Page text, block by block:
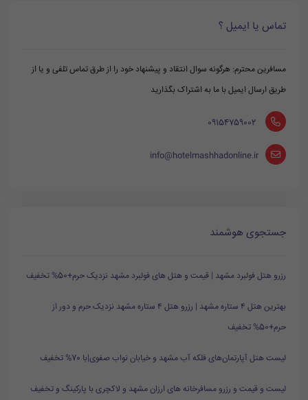
تماس یا ایمیل ؟
مسافرین محترم: هرگونه سوال انتقاد و پیشنهاد خود را از طرق تماس تلفی و یا از
طریق ارسال ایمیل با ما به اشتراک بگذارید
‪ 09154759002
info@hotelmashhadonline.ir
جستجوی هوشمند
رزرو هتل فولبرد مشهد | قیمت و هتل های فولبرد مشهد نزدیک حرم+50% تخفیف
بهترین هتل ۴ ستاره مشهد | رزرو هتل ۴ ستاره مشهد نزدیک حرم و دور از
حرم+50% تخفیف
لیست هتل آپارتمان‌های فلکه آب مشهد و خیابان نواب صفوی|با 70% تخفیف
لیست و قیمت و رزرو مسافرخانه های ارزان مشهد و لاکچری با پارکینگ و تخفیف